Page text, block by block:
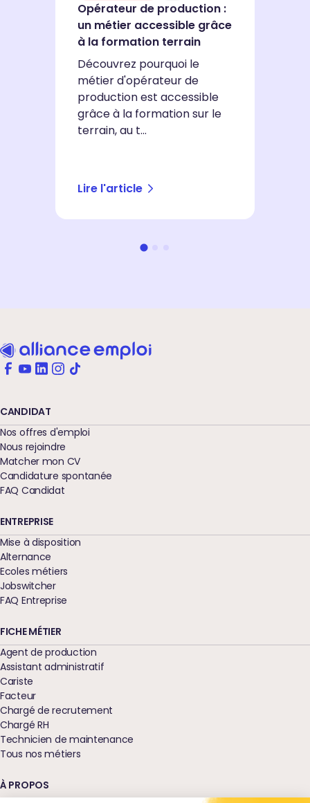
Opérateur de production :
un métier accessible grâce
à la formation terrain
Découvrez pourquoi le
métier d'opérateur de
production est accessible
grâce à la formation sur le
terrain, au t...
Lire l'article
CANDIDAT
Nos offres d'emploi
Nous rejoindre
Matcher mon CV
Candidature spontanée
FAQ Candidat
ENTREPRISE
Mise à disposition
Alternance
Ecoles métiers
Jobswitcher
FAQ Entreprise
FICHE MÉTIER
Agent de production
Assistant administratif
Cariste
Facteur
Chargé de recrutement
Chargé RH
Technicien de maintenance
Tous nos métiers
À PROPOS